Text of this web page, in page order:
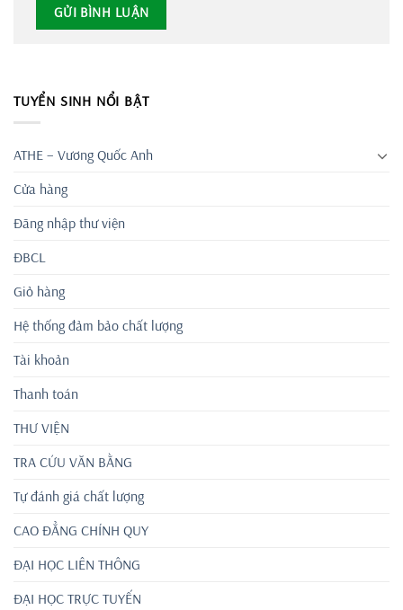
TUYỂN SINH NỔI BẬT
ATHE – Vương Quốc Anh
Cửa hàng
Đăng nhập thư viện
ĐBCL
Giỏ hàng
Hệ thống đảm bảo chất lượng
Tài khoản
Thanh toán
THƯ VIỆN
TRA CỨU VĂN BẰNG
Tự đánh giá chất lượng
CAO ĐẲNG CHÍNH QUY
ĐẠI HỌC LIÊN THÔNG
ĐẠI HỌC TRỰC TUYẾN